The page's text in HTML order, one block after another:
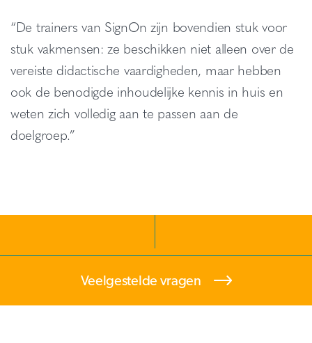
“De trainers van SignOn zijn bovendien stuk voor
stuk vakmensen: ze beschikken niet alleen over de
vereiste didactische vaardigheden, maar hebben
ook de benodigde inhoudelijke kennis in huis en
weten zich volledig aan te passen aan de
doelgroep.”
Veelgestelde vragen